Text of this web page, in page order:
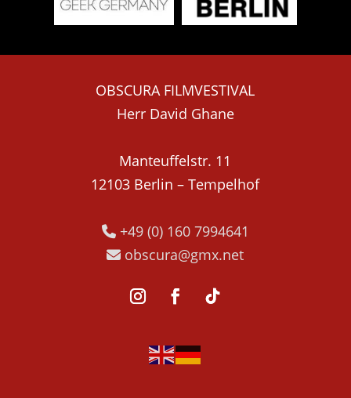
OBSCURA FILMVESTIVAL
Herr David Ghane
Manteuffelstr. 11
12103 Berlin – Tempelhof
+49 (0) 160 7994641
obscura@gmx.net